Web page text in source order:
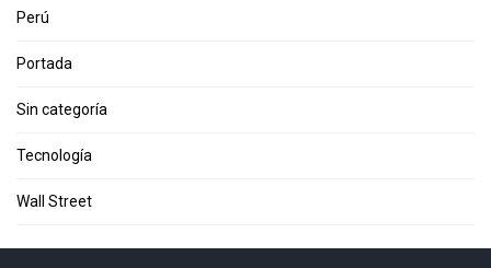
Perú
Portada
Sin categoría
Tecnología
Wall Street